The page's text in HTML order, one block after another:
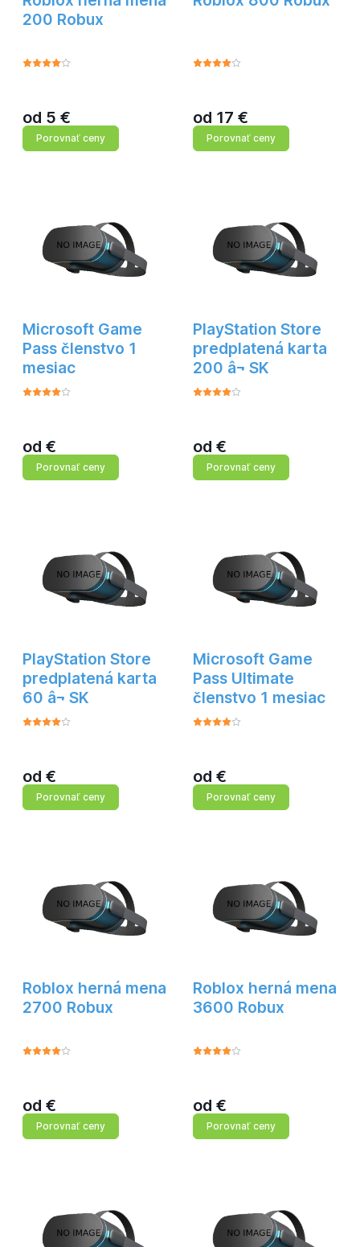
200 Robux
od 5 €
Porovnať ceny
od 17 €
Porovnať ceny
Microsoft Game
Pass členstvo 1
mesiac
od €
Porovnať ceny
PlayStation Store
predplatená karta
200 â¬ SK
od €
Porovnať ceny
PlayStation Store
predplatená karta
60 â¬ SK
od €
Porovnať ceny
Microsoft Game
Pass Ultimate
členstvo 1 mesiac
od €
Porovnať ceny
Roblox herná mena
2700 Robux
od €
Porovnať ceny
Roblox herná mena
3600 Robux
od €
Porovnať ceny